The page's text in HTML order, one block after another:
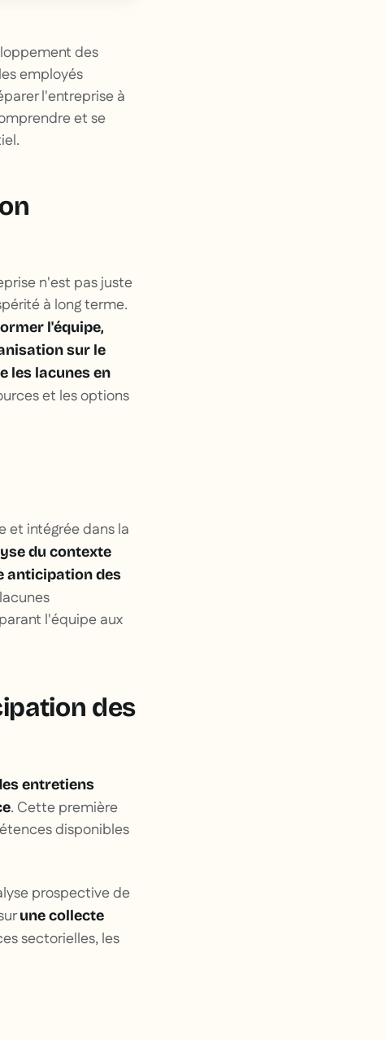
des
employés
l'entreprise à
et se
n'est pas juste
à long terme.
l'équipe,
sur le
les lacunes en
et les options
et intégrée dans la
du contexte
anticipation des
l'équipe aux
des
entretiens
. Cette première
disponibles
prospective de
une collecte
sectorielles, les